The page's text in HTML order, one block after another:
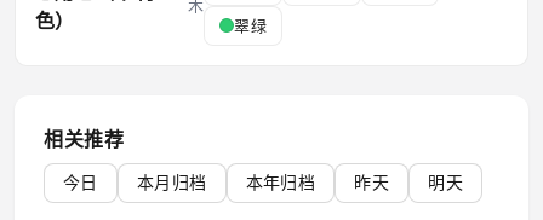
色）
木
翠绿
相关推荐
今日 本月归档 本年归档 昨天 明天